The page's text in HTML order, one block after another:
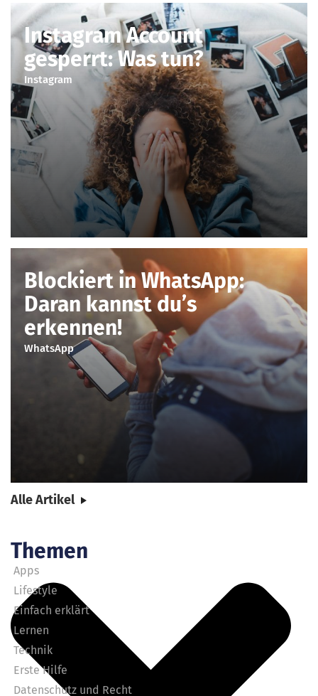
Instagram Account
gesperrt: Was tun?
Instagram
Blockiert in WhatsApp:
Daran kannst du’s
erkennen!
WhatsApp
Alle Artikel
Themen
Apps
Lifestyle
Einfach erklärt
Lernen
Technik
Erste Hilfe
Datenschutz und Recht